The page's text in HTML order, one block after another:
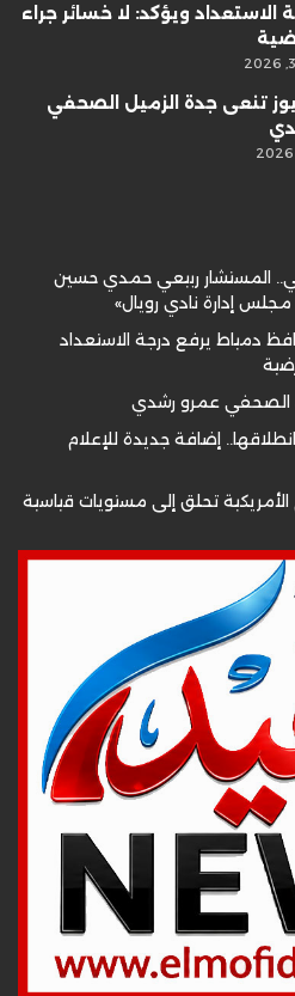
الاستعداد ويؤكد: لا خسائر جراء
تنعى جدة الزميل الصحفي
المستشار ربيعي حمدي حسين
إدارة نادي رويال»
دمياط يرفع درجة الاستعداد
الصحفي عمرو رشدي
إضافة جديدة للإعلام
الأمريكية تحلق إلى مستويات قياسية